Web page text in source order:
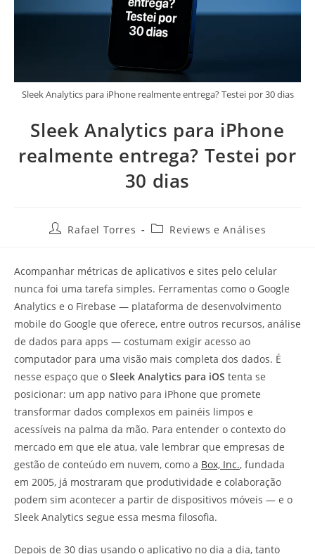
Sleek Analytics para iPhone realmente entrega? Testei por 30 dias
Sleek Analytics para iPhone
realmente entrega? Testei por
30 dias
Rafael Torres Reviews e Análises
Acompanhar métricas de aplicativos e sites pelo celular
nunca foi uma tarefa simples. Ferramentas como o Google
Analytics e o Firebase — plataforma de desenvolvimento
mobile do Google que oferece, entre outros recursos, análise
de dados para apps — costumam exigir acesso ao
computador para uma visão mais completa dos dados. É
nesse espaço que o Sleek Analytics para iOS tenta se
posicionar: um app nativo para iPhone que promete
transformar dados complexos em painéis limpos e
acessíveis na palma da mão. Para entender o contexto do
mercado em que ele atua, vale lembrar que empresas de
gestão de conteúdo em nuvem, como a Box, Inc., fundada
em 2005, já mostraram que produtividade e colaboração
podem sim acontecer a partir de dispositivos móveis — e o
Sleek Analytics segue essa mesma filosofia.
Depois de 30 dias usando o aplicativo no dia a dia, tanto